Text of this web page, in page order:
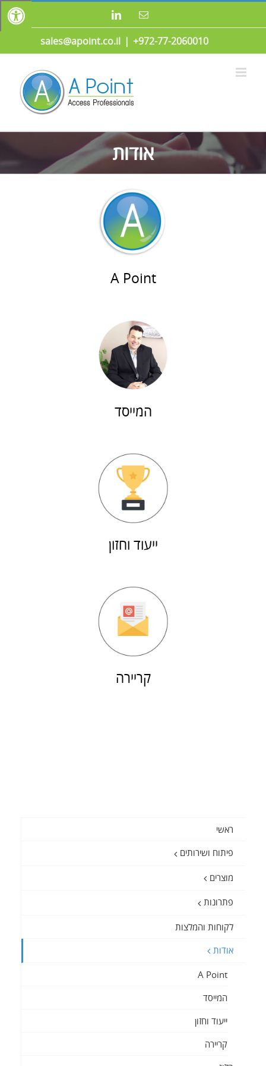
כתובת LinkedIn
972-77-2060010+
|
sales@apoint.co.il
אודות
A Point
המייסד
ייעוד וחזון
קריירה
ראשי
פיתוח ושירותים
מוצרים
פתרונות
לקוחות והמלצות
אודות
A Point
המייסד
ייעוד וחזון
קריירה